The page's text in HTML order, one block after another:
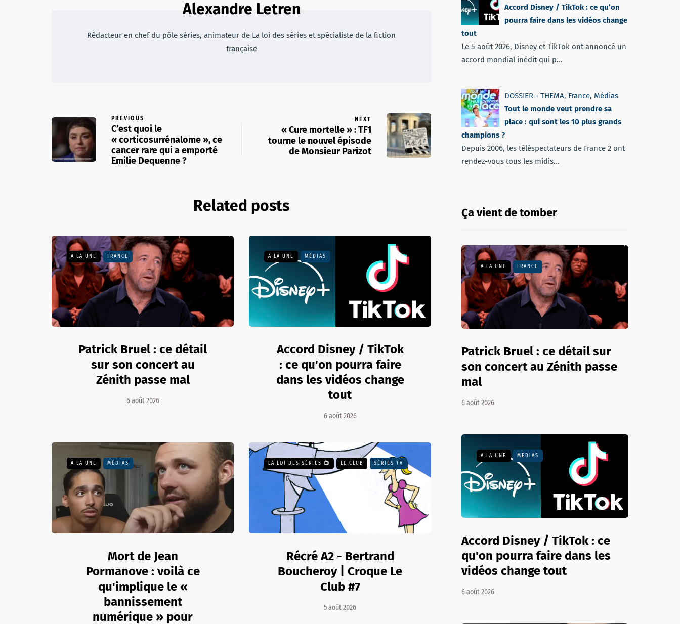
Alexandre Letren
Rédacteur en chef du pôle séries, animateur de La loi des séries et spécialiste de la fiction
française
PREVIOUS
C’est quoi le
« corticosurrénalome », ce
cancer rare qui a emporté
Emilie Dequenne ?
NEXT
« Cure mortelle » : TF1
tourne le nouvel épisode
de Monsieur Parizot
Related posts
A LA UNE FRANCE
Patrick Bruel : ce détail
sur son concert au
Zénith passe mal
6 août 2026
A LA UNE MÉDIAS
Accord Disney / TikTok
: ce qu'on pourra faire
dans les vidéos change
tout
6 août 2026
A LA UNE MÉDIAS
Mort de Jean
Pormanove : voilà ce
qu'implique le «
bannissement
numérique » pour
LA LOI DES SÉRIES 📺 LE CLUB SÉRIES TV
Récré A2 - Bertrand
Boucheroy | Croque Le
Club #7
5 août 2026
Accord Disney / TikTok : ce qu’on
pourra faire dans les vidéos change
tout
Le 5 août 2026, Disney et TikTok ont annoncé un
accord mondial inédit qui p...
DOSSIER - THEMA, France, Médias
Tout le monde veut prendre sa
place : qui sont les 10 plus grands
champions ?
Depuis 2006, les téléspectateurs de France 2 ont
rendez-vous tous les midis...
Ça vient de tomber
A LA UNE FRANCE
Patrick Bruel : ce détail sur
son concert au Zénith passe
mal
6 août 2026
A LA UNE MÉDIAS
Accord Disney / TikTok : ce
qu'on pourra faire dans les
vidéos change tout
6 août 2026